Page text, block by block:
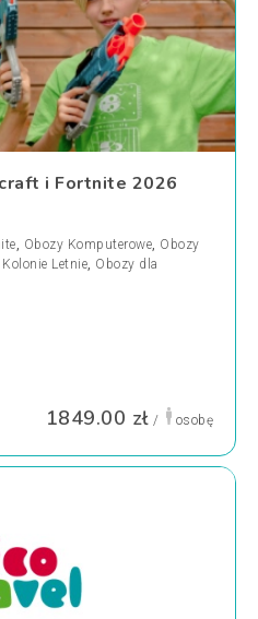
i Fortnite 2026
, Obozy Komputerowe, Obozy
Letnie, Obozy dla
1849.00 zł / osobę